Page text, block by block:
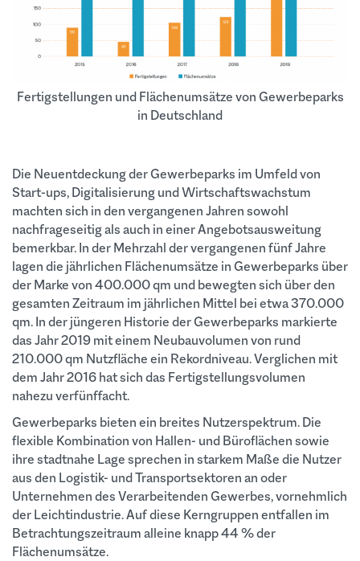
Fertigstellungen und Flächenumsätze von Gewerbeparks
in Deutschland
Die Neuentdeckung der Gewerbeparks im Umfeld von
Start-ups, Digitalisierung und Wirtschaftswachstum
machten sich in den vergangenen Jahren sowohl
nachfrageseitig als auch in einer Angebotsausweitung
bemerkbar. In der Mehrzahl der vergangenen fünf Jahre
lagen die jährlichen Flächenumsätze in Gewerbeparks über
der Marke von 400.000 qm und bewegten sich über den
gesamten Zeitraum im jährlichen Mittel bei etwa 370.000
qm. In der jüngeren Historie der Gewerbeparks markierte
das Jahr 2019 mit einem Neubauvolumen von rund
210.000 qm Nutzfläche ein Rekordniveau. Verglichen mit
dem Jahr 2016 hat sich das Fertigstellungsvolumen
nahezu verfünffacht.
Gewerbeparks bieten ein breites Nutzerspektrum. Die
flexible Kombination von Hallen- und Büroflächen sowie
ihre stadtnahe Lage sprechen in starkem Maße die Nutzer
aus den Logistik- und Transportsektoren an oder
Unternehmen des Verarbeitenden Gewerbes, vornehmlich
der Leichtindustrie. Auf diese Kerngruppen entfallen im
Betrachtungszeitraum alleine knapp 44 % der
Flächenumsätze.